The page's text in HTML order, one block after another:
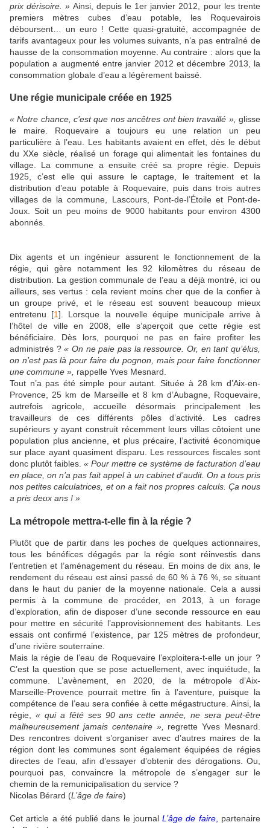
prix dérisoire. » Ainsi, depuis le 1er janvier 2012, pour les trente
premiers mètres cubes d’eau potable, les Roquevairois
déboursent… un euro ! Cette quasi-gratuité, accompagnée de
tarifs avantageux pour les volumes suivants, n’a pas entraîné de
hausse de la consommation moyenne. Au contraire : alors que la
population a augmenté entre janvier 2012 et décembre 2013, la
consommation globale d’eau a légèrement baissé.
Une régie municipale créée en 1925
« Notre chance, c’est que nos ancêtres ont bien travaillé », glisse
le maire. Roquevaire a toujours eu une relation un peu
particulière à l’eau. Les habitants avaient en effet, dès le début
du XXe siècle, réalisé un forage qui alimentait les fontaines du
village. La commune a ensuite créé sa propre régie. Depuis
1925, c’est elle qui assure le captage, le traitement et la
distribution d’eau potable à Roquevaire, puis dans trois autres
villages de la commune, Lascours, Pont-de-l’Étoile et Pont-de-
Joux. Soit un peu moins de 9000 habitants pour environ 4300
abonnés.
Dix agents et un ingénieur assurent le fonctionnement de la
régie, qui gère notamment les 92 kilomètres du réseau de
distribution. La gestion communale de l’eau a déjà montré, ici ou
ailleurs, ses vertus : cela revient moins cher que de la confier à
un groupe privé, et le réseau est souvent beaucoup mieux
entretenu [1]. Lorsque la nouvelle équipe municipale arrive à
l’hôtel de ville en 2008, elle s’aperçoit que cette régie est
bénéficiaire. Dès lors, pourquoi ne pas en faire profiter les
administrés ?« On ne paie pas la ressource. Or, en tant qu’élus,
on n’est pas là pour faire du pognon, mais pour faire fonctionner
une commune », rappelle Yves Mesnard.
Tout n’a pas été simple pour autant. Située à 28 km d’Aix-en-
Provence, 25 km de Marseille et 8 km d’Aubagne, Roquevaire,
autrefois agricole, accueille désormais principalement les
travailleurs de ces différents pôles d’activité. Les cadres
supérieurs y ayant construit récemment leurs villas côtoient une
population plus ancienne, et plus précaire, l’activité économique
sur place ayant quasiment disparu. Les ressources fiscales sont
donc plutôt faibles. « Pour mettre ce système de facturation d’eau
en place, on n’a pas fait appel à un cabinet d’audit. On a tous pris
nos petites calculatrices, et on a fait nos propres calculs. Ça nous
a pris deux ans ! »
La métropole mettra-t-elle fin à la régie ?
Plutôt que de partir dans les poches de quelques actionnaires,
tous les bénéfices dégagés par la régie sont réinvestis dans
l’entretien et l’aménagement du réseau. En moins de dix ans, le
rendement du réseau est ainsi passé de 60 % à 76 %, se situant
dans le haut du panier de la moyenne nationale. Cela a aussi
permis à la commune de procéder, en 2013, à un forage
d’exploration, afin de disposer d’une seconde ressource en eau
pour mettre en sécurité l’approvisionnement des habitants. Les
essais ont confirmé l’existence, par 125 mètres de profondeur,
d’une rivière souterraine.
Mais la régie de l’eau de Roquevaire l’exploitera-t-elle un jour ?
C’est la question que se pose actuellement, avec inquiétude, la
commune. L’avènement, en 2020, de la métropole d’Aix-
Marseille-Provence pourrait mettre fin à l’aventure, puisque la
compétence de l’eau sera confiée à cette mégastructure. Ainsi, la
régie, « qui a fêté ses 90 ans cette année, ne sera peut-être
malheureusement jamais centenaire »,
regrette Yves Mesnard.
Des rencontres doivent s’organiser avec d’autres maires de la
région dont les communes sont également équipées de régies
directes de l’eau, afin d’essayer d’obtenir des dérogations. Ou,
pourquoi pas, convaincre la métropole de s’engager sur le
chemin de la remunicipalisation du service ?
Nicolas Bérard (L’âge de faire)
Cet article a été publié dans le journal L’âge de faire, partenaire